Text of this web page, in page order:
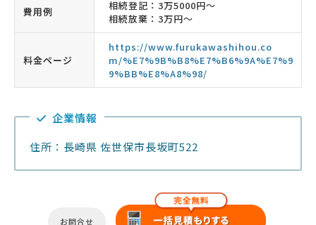
費用例
相続登記：3万5000円〜
相続放棄：3万円〜
料金ページ
https://www.furukawashihou.co
m/%E7%9B%B8%E7%B6%9A%E7%9
9%BB%E8%A8%98/
企業情報
住所：長崎県 佐世保市長坂町522
お問合せ